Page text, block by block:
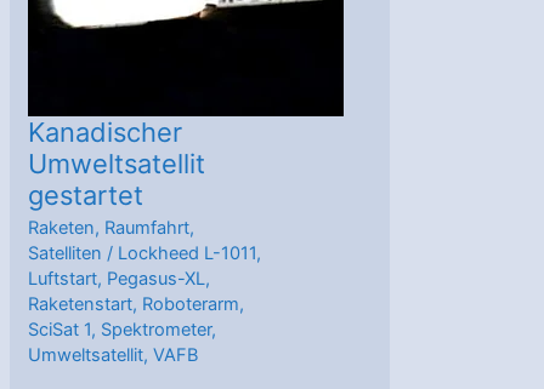
Kanadischer
Umweltsatellit
gestartet
Raketen, Raumfahrt,
Satelliten / Lockheed L-1011,
Luftstart, Pegasus-XL,
Raketenstart, Roboterarm,
SciSat 1, Spektrometer,
Umweltsatellit,VAFB